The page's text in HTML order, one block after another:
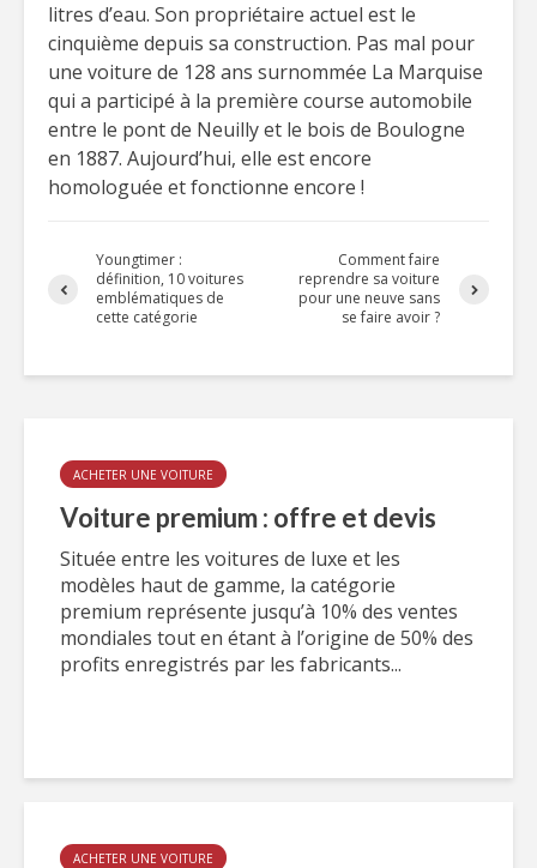
litres d’eau. Son propriétaire actuel est le
cinquième depuis sa construction. Pas mal pour
une voiture de 128 ans surnommée La Marquise
qui a participé à la première course automobile
entre le pont de Neuilly et le bois de Boulogne
en 1887. Aujourd’hui, elle est encore
homologuée et fonctionne encore !
Youngtimer :
définition, 10 voitures
emblématiques de
cette catégorie
Comment faire
reprendre sa voiture
pour une neuve sans
se faire avoir ?
ACHETER UNE VOITURE
Voiture premium : offre et devis
Située entre les voitures de luxe et les
modèles haut de gamme, la catégorie
premium représente jusqu’à 10% des ventes
mondiales tout en étant à l’origine de 50% des
profits enregistrés par les fabricants...
ACHETER UNE VOITURE